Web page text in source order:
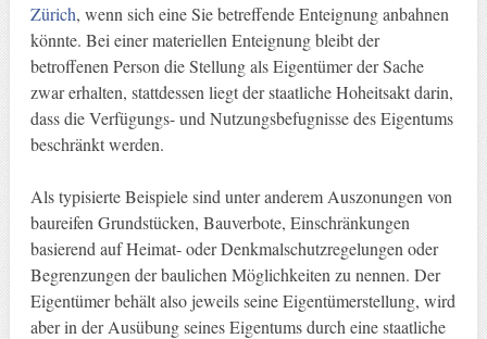
Zürich, wenn sich eine Sie betreffende Enteignung anbahnen
könnte. Bei einer materiellen Enteignung bleibt der
betroffenen Person die Stellung als Eigentümer der Sache
zwar erhalten, stattdessen liegt der staatliche Hoheitsakt darin,
dass die Verfügungs- und Nutzungsbefugnisse des Eigentums
beschränkt werden.
Als typisierte Beispiele sind unter anderem Auszonungen von
baureifen Grundstücken, Bauverbote, Einschränkungen
basierend auf Heimat- oder Denkmalschutzregelungen oder
Begrenzungen der baulichen Möglichkeiten zu nennen. Der
Eigentümer behält also jeweils seine Eigentümerstellung, wird
aber in der Ausübung seines Eigentums durch eine staatliche